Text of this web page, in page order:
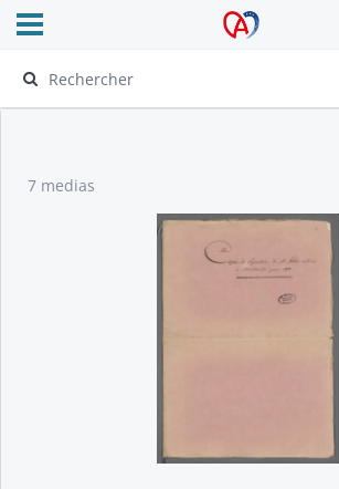
Archives Alsace - Colmar
Ouvrir le menu déroulant
7 medias